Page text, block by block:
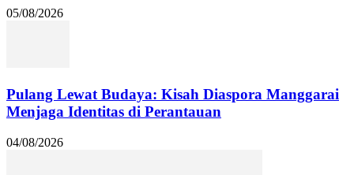
05/08/2026
Pulang Lewat Budaya: Kisah Diaspora Manggarai
Menjaga Identitas di Perantauan
04/08/2026